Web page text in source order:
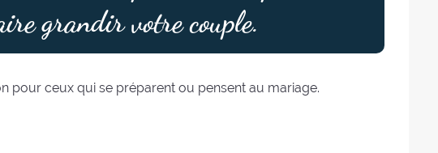
grandir votre couple.
pour ceux qui se préparent ou pensent au mariage.